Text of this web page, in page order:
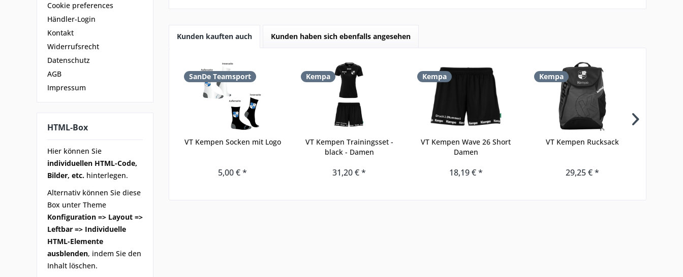
Cookie preferences
Händler-Login
Kontakt
Widerrufsrecht
Datenschutz
AGB
Impressum
HTML-Box
Hier können Sie
individuellen HTML-Code,
Bilder, etc. hinterlegen.
Alternativ können Sie diese
Box unter Theme
Konfiguration => Layout =>
Leftbar => Individuelle
HTML-Elemente
ausblenden, indem Sie den
Inhalt löschen.
Kunden kauften auch Kunden haben sich ebenfalls angesehen
SanDe Teamsport
VT Kempen Socken mit Logo
5,00 € *
Kempa
VT Kempen Trainingsset -
black - Damen
31,20 € *
Kempa
VT Kempen Wave 26 Short
Damen
18,19 € *
Kempa
VT Kempen Rucksack
29,25 € *